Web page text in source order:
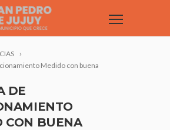
Medido con buena
DE
CON BUENA